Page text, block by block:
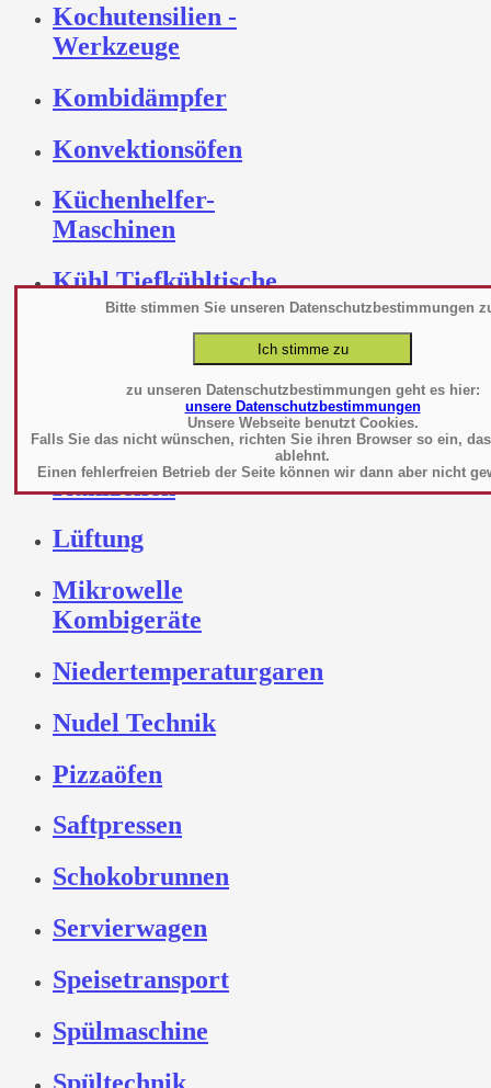
Bitte stimmen Sie unseren Datenschutzbestimmungen
zu unseren Datenschutzbestimmungen geht es hier:
unsere Datenschutzbestimmungen
Unsere Webseite benutzt Cookies.
Falls Sie das nicht wünschen, richten Sie ihren Browser so ein,
ablehnt.
Einen fehlerfreien Betrieb der Seite können wir dann aber nicht
Kochutensilien -
Werkzeuge
Kombidämpfer
Konvektionsöfen
Küchenhelfer-
Maschinen
Kühl Tiefkühltische
Kühlschränke
Kühltruhen Inseln
Kühlwannen Platten
Kühlzellen
Lüftung
Mikrowelle
Kombigeräte
Niedertemperaturgaren
Nudel Technik
Pizzaöfen
Saftpressen
Schokobrunnen
Servierwagen
Speisetransport
Spülmaschine